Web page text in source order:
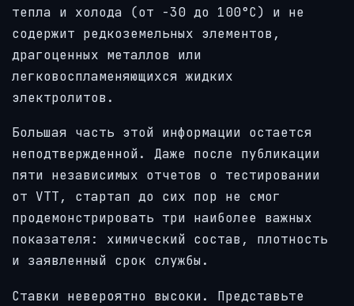
тепла и холода (от -30 до 100°C) и не
содержит редкоземельных элементов,
драгоценных металлов или
легковоспламеняющихся жидких
электролитов.
Большая часть этой информации остается
неподтвержденной. Даже после публикации
пяти независимых отчетов о тестировании
от VTT, стартап до сих пор не смог
продемонстрировать три наиболее важных
показателя: химический состав, плотность
и заявленный срок службы.
Ставки невероятно высоки. Представьте